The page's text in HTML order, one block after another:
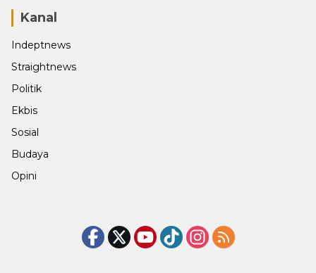
Kanal
Indeptnews
Straightnews
Politik
Ekbis
Sosial
Budaya
Opini